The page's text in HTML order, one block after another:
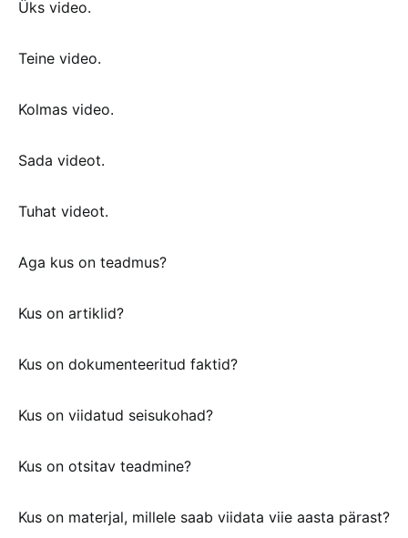
Üks video.
Teine video.
Kolmas video.
Sada videot.
Tuhat videot.
Aga kus on teadmus?
Kus on artiklid?
Kus on dokumenteeritud faktid?
Kus on viidatud seisukohad?
Kus on otsitav teadmine?
Kus on materjal, millele saab viidata viie aasta pärast?